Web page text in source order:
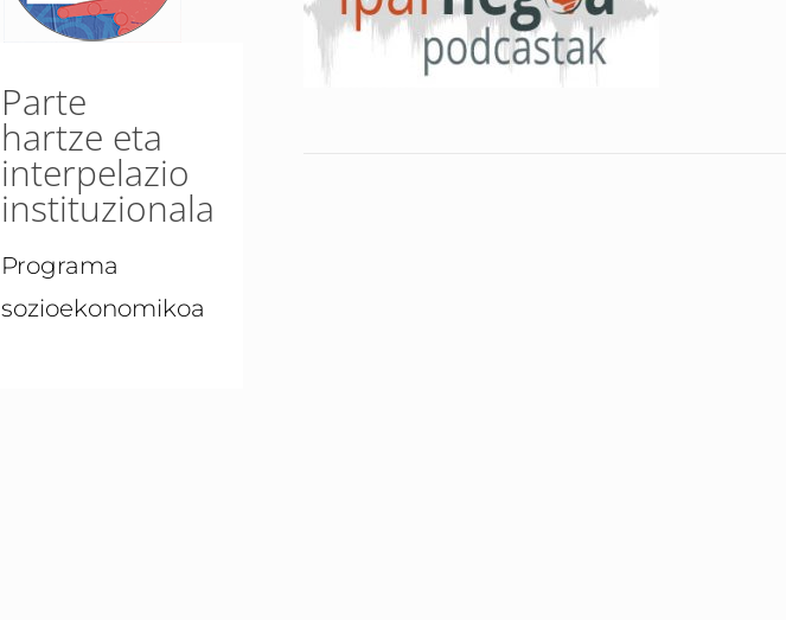
Parte
hartze eta
interpelazio
instituzionala
Programa
sozioekonomikoa